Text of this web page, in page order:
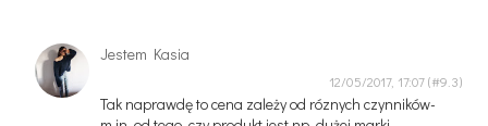
Jestem Kasia
12/05/2017, 17:07
Tak naprawdę to cena zależy od róznych czynników-